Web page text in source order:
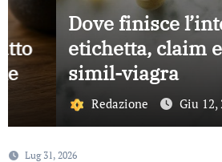
Dove finisce
etichetta, claim e
simil-viagra
Redazione Giu 12, 2026
Lug 31, 2026